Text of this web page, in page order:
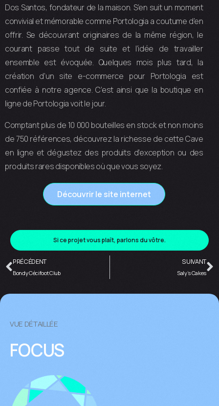
Dos Santos, fondateur de la maison. S’en suit un moment
convivial et mémorable comme Portologia a coutume d’en
offrir. Se découvrant originaires de la même région, le
courant passe tout de suite et l’idée de travailler
ensemble est évoquée. Quelques mois plus tard, la
création d’un site e-commerce pour Portologia est
confiée à notre agence. C’est ainsi que la boutique en
ligne de Portologia voit le jour.
Comptant plus de 10 000 bouteilles en stock et non moins
de 750 références, découvrez la richesse de cette Cave
en ligne et dégustez des produits d’exception ou des
produits rares disponibles où que vous soyez.
Découvrir le site internet
Si ce projet vous plaît, parlons du vôtre.
PRÉCÉDENT
Bondy Cécifoot Club
SUIVANT
Saly’s Cakes
VUE DÉTAILLÉE
FOCUS